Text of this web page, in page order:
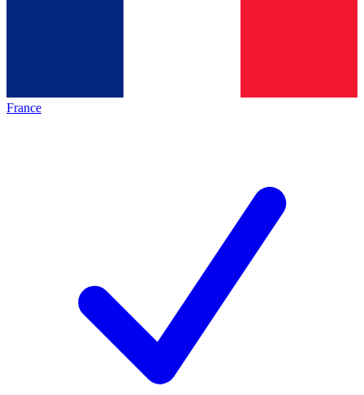
France